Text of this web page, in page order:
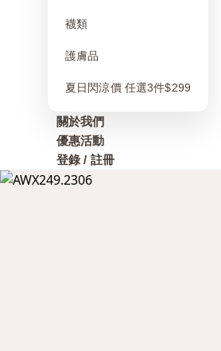
襪類
護膚品
夏日閃涼價 任選3件$299
關於我們
優惠活動
登錄 / 註冊